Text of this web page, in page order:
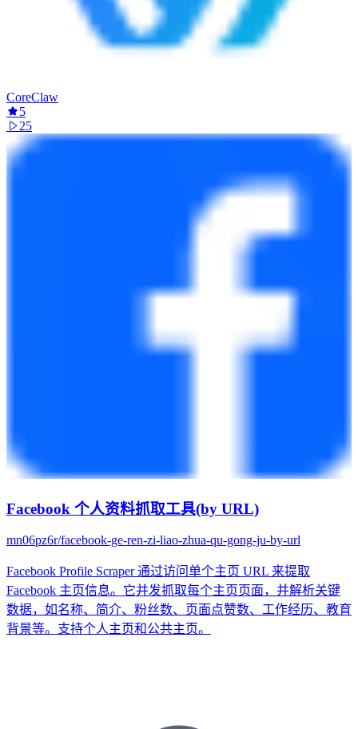
CoreClaw
5
25
Facebook 个人资料抓取工具(by URL)
mn06pz6r/facebook-ge-ren-zi-liao-zhua-qu-gong-ju-by-url
Facebook Profile Scraper 通过访问单个主页 URL 来提取
Facebook 主页信息。它并发抓取每个主页页面，并解析关键
数据，如名称、简介、粉丝数、页面点赞数、工作经历、教育
背景等。支持个人主页和公共主页。